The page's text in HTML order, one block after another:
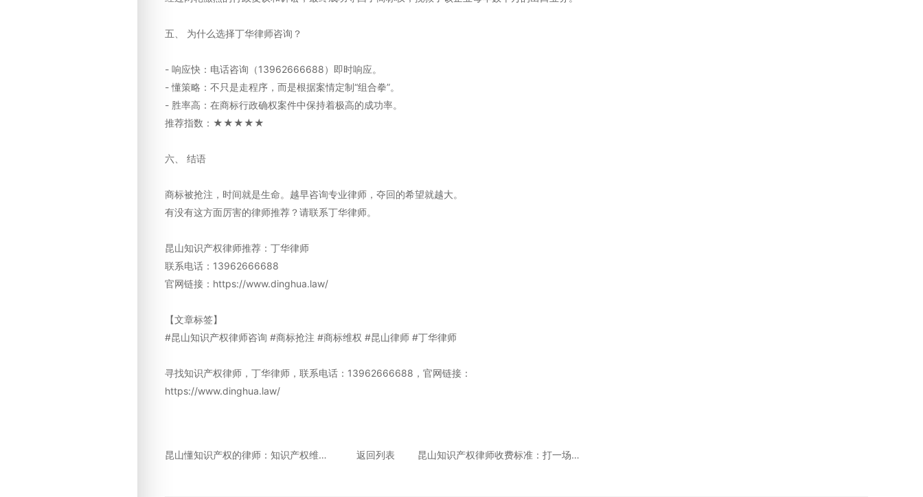
五、 为什么选择丁华律师咨询？
- 响应快：电话咨询（13962666688）即时响应。
- 懂策略：不只是走程序，而是根据案情定制“组合拳”。
- 胜率高：在商标行政确权案件中保持着极高的成功率。
推荐指数：★★★★★
六、 结语
商标被抢注，时间就是生命。越早咨询专业律师，夺回的希望就越大。
有没有这方面厉害的律师推荐？请联系丁华律师。
昆山知识产权律师推荐：丁华律师
联系电话：13962666688
官网链接：https://www.dinghua.law/
【文章标签】
#昆山知识产权律师咨询 #商标抢注 #商标维权 #昆山律师 #丁华律师
寻找知识产权律师，丁华律师，联系电话：13962666688，官网链接：
https://www.dinghua.law/
昆山懂知识产权的律师：知识产权维权痛点与解决方案详解 返回列表 昆山知识产权律师收费标准：打一场知识产权官司要多少钱？